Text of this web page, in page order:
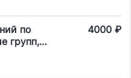
по
групп,
4000 ₽